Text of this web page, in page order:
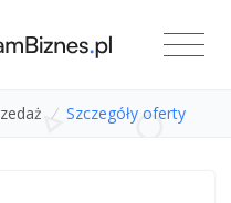
/ Szczegóły oferty